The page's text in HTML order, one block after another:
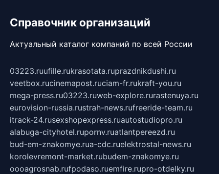
Справочник организаций
Актуальный каталог компаний по всей России
03223.ruufille.rukrasotata.ruprazdnikdushi.ru
veetbox.rucinemapost.ruciam-fr.rukraft-you.ru
mega-press.ru03223.ruweb-explore.rurastenuya.ru
eurovision-russia.rustrah-news.rufreeride-team.ru
itrack-24.rusexshopexpress.ruautostudiopro.ru
alabuga-cityhotel.rupornv.ruatlantpereezd.ru
bud-em-znakomye.rua-cdc.ruelektrostal-news.ru
korolevremont-market.rubudem-znakomye.ru
oooagrosnab.rufpodaso.ruemfire.rupro-otdelky.ru